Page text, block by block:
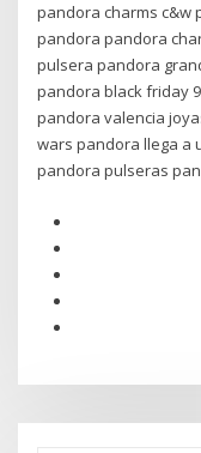
pandora charms c&w
pandora pandora
pulsera pandora
pandora black friday
pandora valencia
wars pandora llega a
pandora pulseras